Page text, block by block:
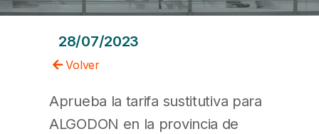
28/07/2023
Volver
Aprueba la tarifa sustitutiva para
ALGODON en la provincia de